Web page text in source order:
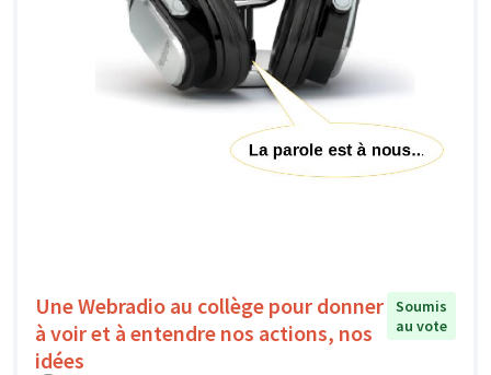
Une Webradio au collège pour donner
à voir et à entendre nos actions, nos
idées
Soumis
au vote